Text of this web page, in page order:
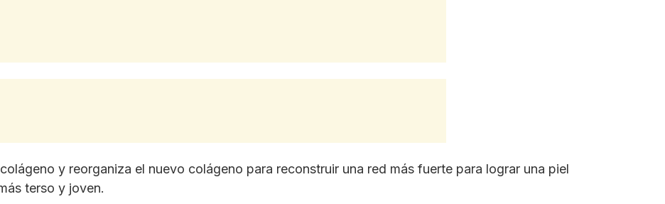
y reorganiza el nuevo colágeno para reconstruir una red más fuerte para lograr una piel
terso y joven.